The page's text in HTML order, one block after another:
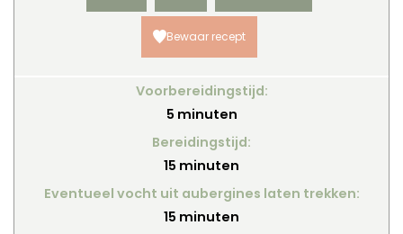
Bewaar recept
Voorbereidingstijd:
5minuten
minuten
Bereidingstijd:
15 minuten
minuten
Eventueel vocht uit aubergines laten trekken:
15 minuten
minuten